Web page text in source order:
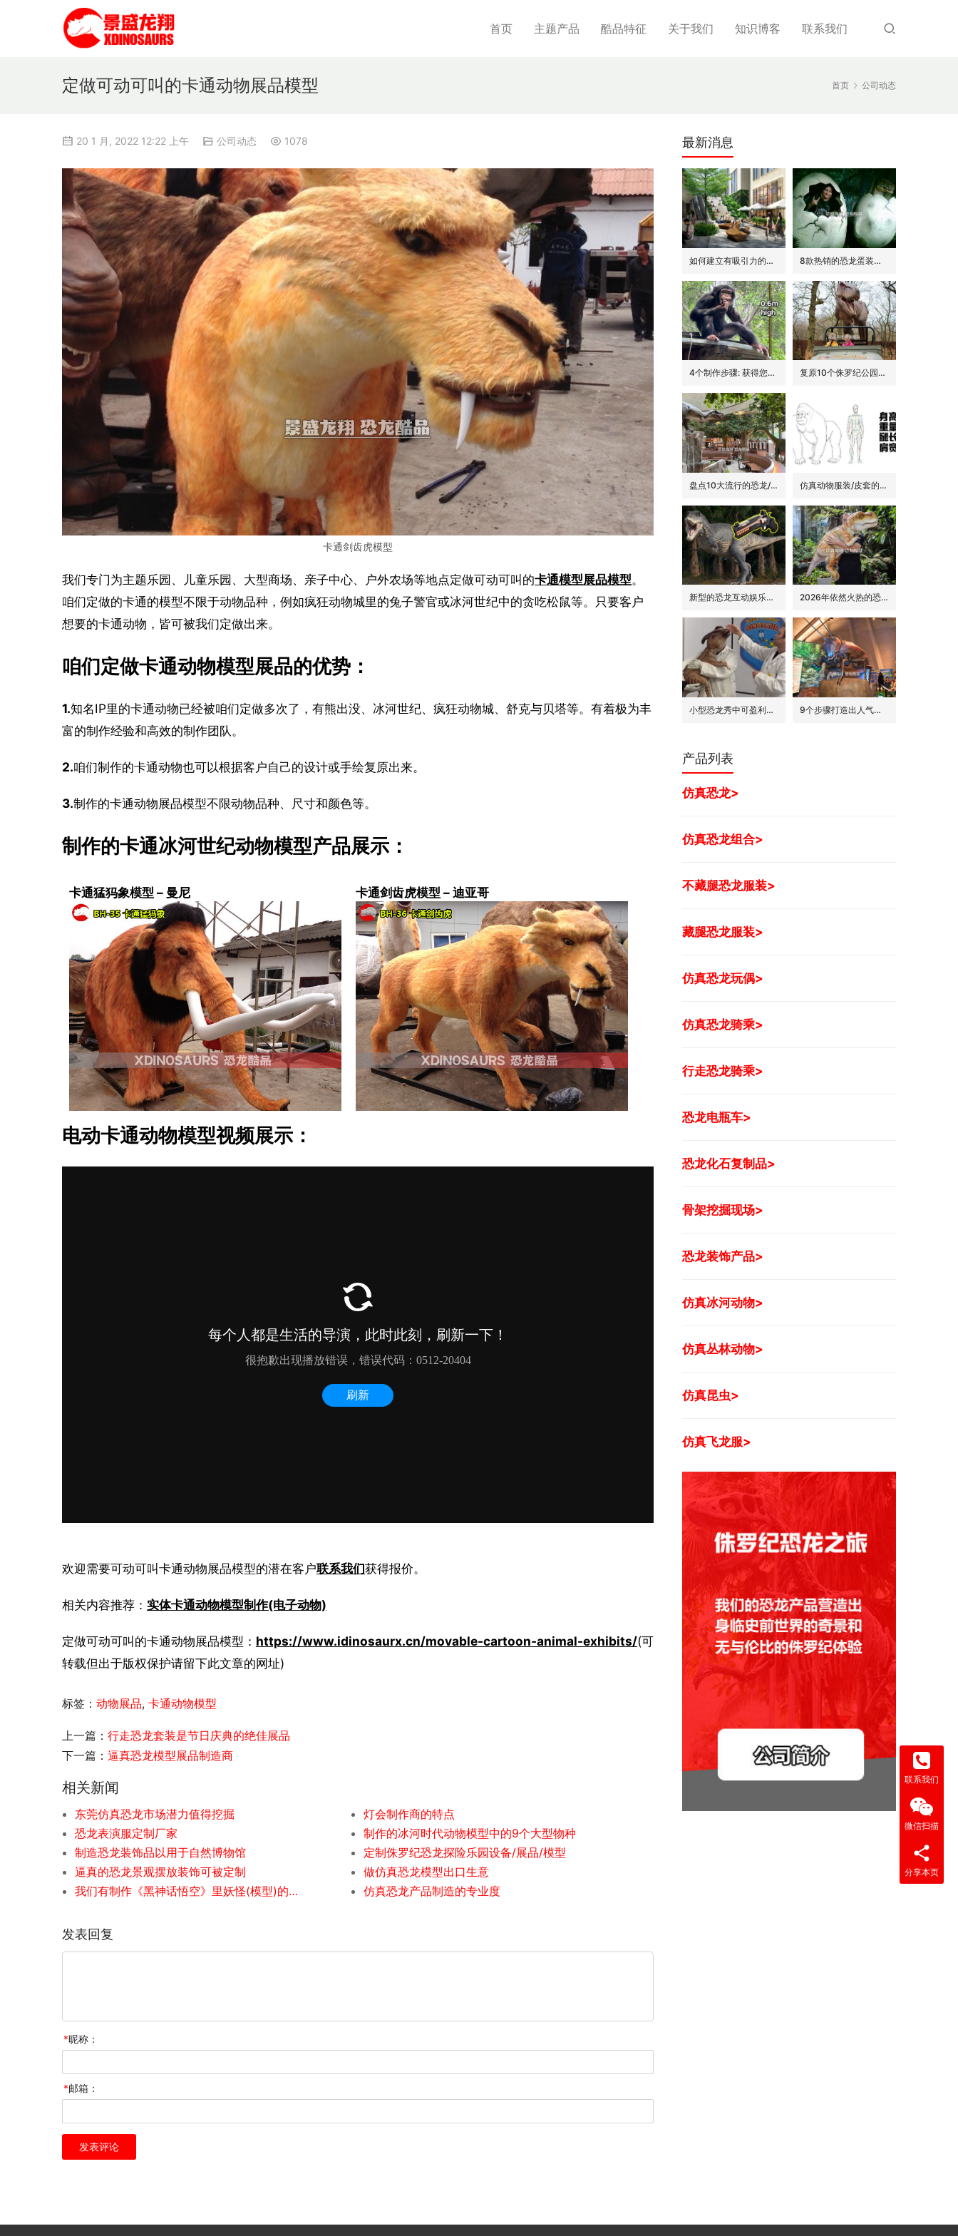
首页 主题产品 酷品特征 关于我们 知识博客 联系我们
首页 公司动态
定做可动可叫的卡通动物展品模型
20 1 月, 2022 12:22 上午 公司动态 1078
卡通剑齿虎模型
我们专门为主题乐园、儿童乐园、大型商场、亲子中心、户外农场等地点定做可动可叫的卡通模型展品模型。
咱们定做的卡通的模型不限于动物品种，例如疯狂动物城里的兔子警官或冰河世纪中的贪吃松鼠等。只要客户
想要的卡通动物，皆可被我们定做出来。
咱们定做卡通动物模型展品的优势：
1.知名IP里的卡通动物已经被咱们定做多次了，有熊出没、冰河世纪、疯狂动物城、舒克与贝塔等。有着极为丰
富的制作经验和高效的制作团队。
2.咱们制作的卡通动物也可以根据客户自己的设计或手绘复原出来。
3.制作的卡通动物展品模型不限动物品种、尺寸和颜色等。
制作的卡通冰河世纪动物模型产品展示：
卡通猛犸象模型 – 曼尼 卡通剑齿虎模型 – 迪亚哥
电动卡通动物模型视频展示：
欢迎需要可动可叫卡通动物展品模型的潜在客户联系我们获得报价。
相关内容推荐： 实体卡通动物模型制作(电子动物)
定做可动可叫的卡通动物展品模型： https://www.idinosaurx.cn/movable-cartoon-animal-exhibits/(可
转载但出于版权保护请留下此文章的网址)
标签： 动物展品, 卡通动物模型
上一篇： 行走恐龙套装是节日庆典的绝佳展品
下一篇： 逼真恐龙模型展品制造商
相关新闻
东莞仿真恐龙市场潜力值得挖掘
灯会制作商的特点
恐龙表演服定制厂家
制作的冰河时代动物模型中的9个大型物种
制造恐龙装饰品以用于自然博物馆
定制侏罗纪恐龙探险乐园设备/展品/模型
逼真的恐龙景观摆放装饰可被定制
做仿真恐龙模型出口生意
我们有制作《黑神话悟空》里妖怪(模型)的能力
仿真恐龙产品制造的专业度
发表回复
*昵称：
*邮箱：
最新消息
如何建立有吸引力的商场外围(恐龙或流行主题) 8款热销的恐龙蛋装饰(模型/雕塑)供参考
4个制作步骤: 获得您的动物手偶 复原10个侏罗纪公园里的经典恐龙品种
盘点10大流行的恐龙/侏罗纪主题花园餐吧的景观装饰 仿真动物服装/皮套的6大卖点
新型的恐龙互动娱乐设备/设施: 激光枪射击启动恐龙 2026年依然火热的恐龙手偶道具
小型恐龙秀中可盈利的7种模式 9个步骤打造出人气旺的巨型昆虫世界展
产品列表
仿真恐龙>
仿真恐龙组合>
不藏腿恐龙服装>
藏腿恐龙服装>
仿真恐龙玩偶>
仿真恐龙骑乘>
行走恐龙骑乘>
恐龙电瓶车>
恐龙化石复制品>
骨架挖掘现场>
恐龙装饰产品>
仿真冰河动物>
仿真丛林动物>
仿真昆虫>
仿真飞龙服>
联系我们
微信扫描
分享本页